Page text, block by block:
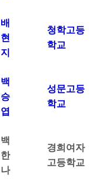
배
현
지
청학고등
학교
백
승
엽
성문고등
학교
백
한
나
경희여자
고등학교